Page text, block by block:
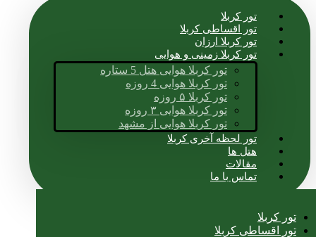
تور کربلا
تور اقساطی کربلا
تور کربلا ارزان
تور کربلا زمینی و هوایی
تور کربلا هوایی هتل 5 ستاره
تور کربلا هوایی 4 روزه
تور کربلا ۵ روزه
تور کربلا هوایی ۳ روزه
تور کربلا هوایی از مشهد
تور لحظه آخری کربلا
هتل ها
مقالات
تماس با ما
تور کربلا
تور اقساطی کربلا